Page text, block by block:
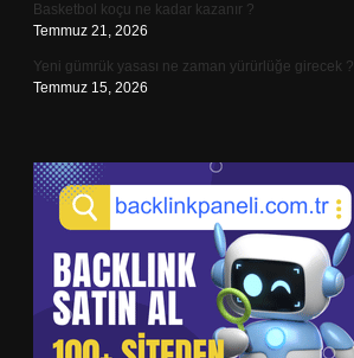
Basketbol koçu ne kadar kazanır ?
Temmuz 21, 2026
Yeni gümrük yasası ne zaman yürürlüğe girecek ?
Temmuz 15, 2026